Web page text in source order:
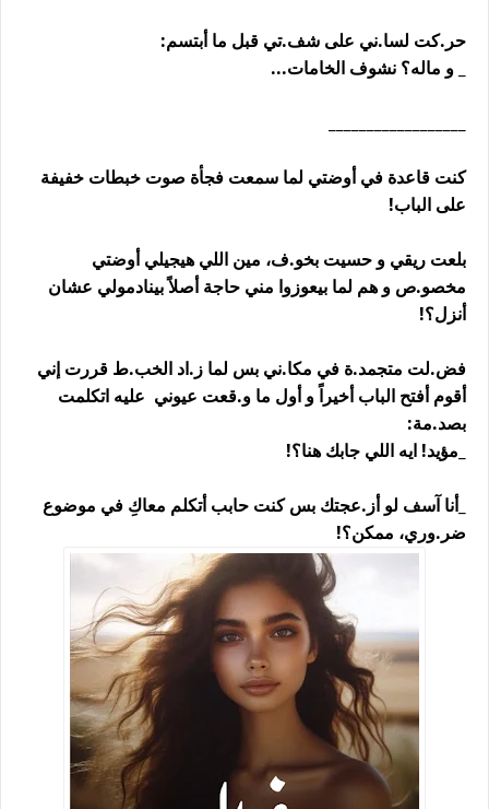
حر.كت لسا.ني على شف.تي قبل ما أبتسم:
_ و ماله؟ نشوف الخامات...
كنت قاعدة في أوضتي لما سمعت فجأة صوت خبطات خفيفة
على الباب!
بلعت ريقي و حسيت بخو.ف، مين اللي هيجيلي أوضتي
مخصو.ص و هم لما بيعوزوا مني حاجة أصلاً بينادمولي عشان
أنزل؟!
فض.لت متجمد.ة في مكا.ني بس لما ز.اد الخب.ط قررت إني
أقوم أفتح الباب أخيراً و أول ما و.قعت عيوني عليه اتكلمت
بصد.مة:
_مؤيد! ايه اللي جابك هنا؟!
_أنا آسف لو أز.عجتك بس كنت حابب أتكلم معاكِ في موضوع
ضر.وري، ممكن؟!